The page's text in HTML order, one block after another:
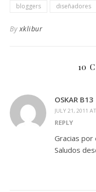
bloggers diseñadores
By xklibur
10
OSKAR B13
JULY 21, 2011
REPLY
Gracias
Saludos